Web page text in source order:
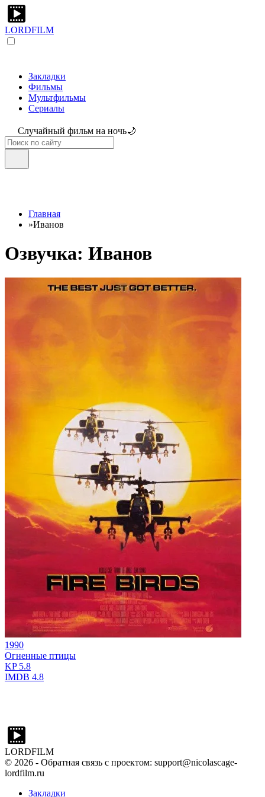
LORDFILM
Закладки
Фильмы
Мультфильмы
Сериалы
Случайный фильм на ночь🌙
Главная
»Иванов
Озвучка: Иванов
1990
Огненные птицы
KP5.8
IMDB 4.8
LORDFILM
© 2026 - Обратная связь с проектом: support@nicolascage-
lordfilm.ru
Закладки